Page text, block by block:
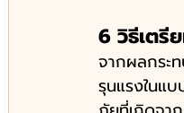
6 วิธีเตรี
จากผลกระ
รุนแรงในแ